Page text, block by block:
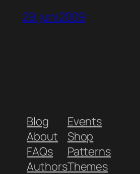
29. juni 2009
Blog
About
FAQs
Authors
Events
Shop
Patterns
Themes